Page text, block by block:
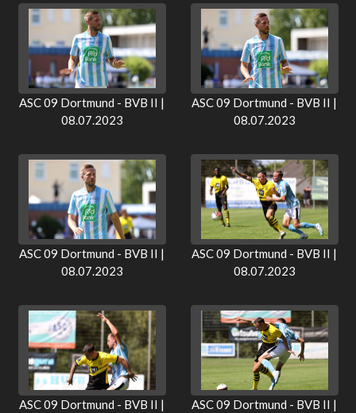
ASC 09 Dortmund - BVB II |
08.07.2023
ASC 09 Dortmund - BVB II |
08.07.2023
ASC 09 Dortmund - BVB II |
08.07.2023
ASC 09 Dortmund - BVB II |
08.07.2023
ASC 09 Dortmund - BVB II |
ASC 09 Dortmund - BVB II |